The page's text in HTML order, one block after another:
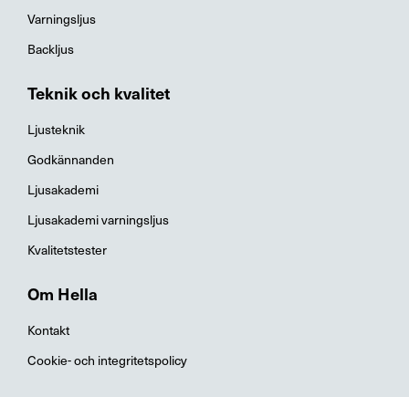
Varningsljus
Backljus
Teknik och kvalitet
Ljusteknik
Godkännanden
Ljusakademi
Ljusakademi varningsljus
Kvalitetstester
Om Hella
Kontakt
Cookie- och integritetspolicy